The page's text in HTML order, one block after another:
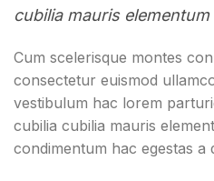
cubilia mauris
Cum scelerisque montes
consectetur euismod
vestibulum hac lorem
cubilia cubilia mauris
condimentum hac egestas a